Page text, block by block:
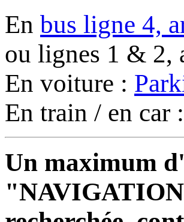
En bus ligne 4,
ou lignes 1 & 2,
En voiture :
En train / en car
Un maximum